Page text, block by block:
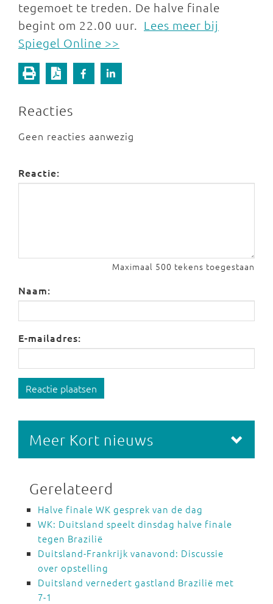
tegemoet te treden. De halve finale
begint om 22.00 uur. Lees meer bij
Spiegel Online >>
Reacties
Geen reacties aanwezig
Reactie:
Maximaal 500 tekens toegestaan
Naam:
E-mailadres:
Reactie plaatsen
Meer Kort nieuws
Gerelateerd
Halve finale WK gesprek van de dag
WK: Duitsland speelt dinsdag halve finale
tegen Brazilië
Duitsland-Frankrijk vanavond: Discussie
over opstelling
Duitsland vernedert gastland Brazilië met
7-1